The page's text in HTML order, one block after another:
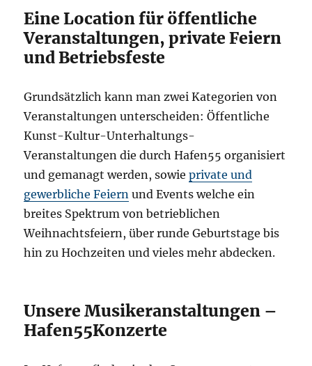
Eine Location für öffentliche
Veranstaltungen, private Feiern
und Betriebsfeste
Grundsätzlich kann man zwei Kategorien von
Veranstaltungen unterscheiden: Öffentliche
Kunst-Kultur-Unterhaltungs-
Veranstaltungen die durch Hafen55 organisiert
und gemanagt werden, sowieprivate und
gewerbliche Feiern und Events welche ein
breites Spektrum von betrieblichen
Weihnachtsfeiern, über runde Geburtstage bis
hin zu Hochzeiten und vieles mehr abdecken.
Unsere Musikeranstaltungen –
Hafen55Konzerte